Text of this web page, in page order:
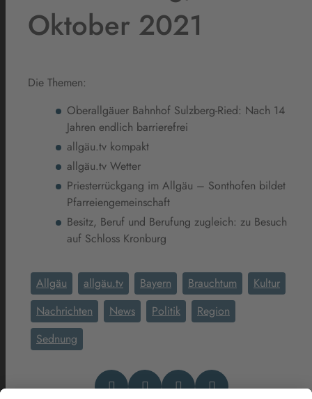
Oktober 2021
Die Themen:
Oberallgäuer Bahnhof Sulzberg-Ried: Nach 14
Jahren endlich barrierefrei
allgäu.tv kompakt
allgäu.tv Wetter
Priesterrückgang im Allgäu – Sonthofen bildet
Pfarreiengemeinschaft
Besitz, Beruf und Berufung zugleich: zu Besuch
auf Schloss Kronburg
Allgäu allgäu.tv Bayern Brauchtum
Kultur
Nachrichten
News Politik
Region
Sednung